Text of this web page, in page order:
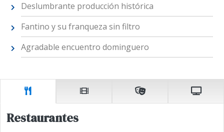
Deslumbrante producción histórica
Fantino y su franqueza sin filtro
Agradable encuentro dominguero
Restaurantes